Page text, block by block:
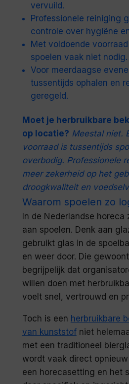
vervuild.
Professionele reiniging
controle over hygiëne
Met voldoende
spoelen vaak niet nodig.
Voor meerdaagse
tussentijds ophalen en
geregeld.
Moet je herbruikbare
op locatie? Meestal niet.
voorraad is tussentijds
overbodig. Professionele
meer zekerheid op het
droogkwaliteit en
Waarom spoelen zo
In de Nederlandse horeca
aan spoelen. Denk aan
gebruikt glas in de
en weer door. Die
begrijpelijk dat
willen doen met
voelt snel, vertrouwd en
Toch is een herbruikbare
van kunststofniet
met een traditioneel
wordt vaak direct
een horecasetting en het